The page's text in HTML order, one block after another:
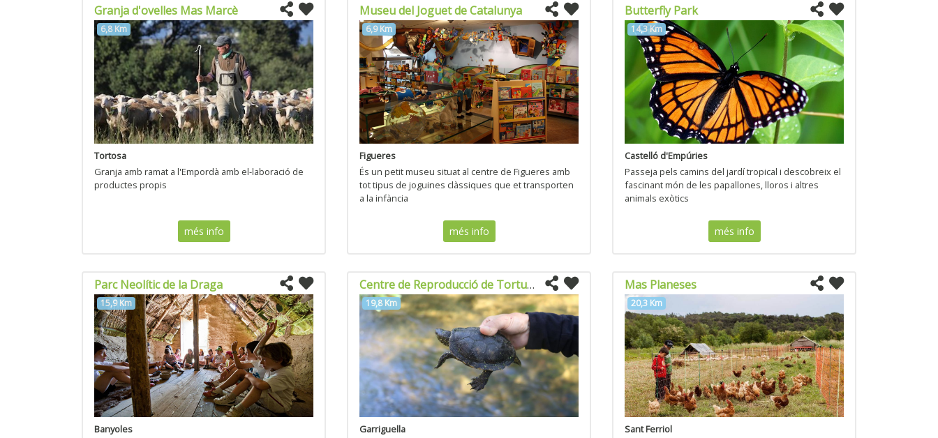
Granja d'ovelles Mas Marcè
6,8 Km
Tortosa
Granja amb ramat a l'Empordà amb el-laboració de
productes propis
més info
Museu del Joguet de Catalunya
6,9 Km
Figueres
És un petit museu situat al centre de Figueres amb
tot tipus de joguines clàssiques que et transporten
a la infància
més info
Butterfly Park
14,3 Km
Castelló d'Empúries
Passeja pels camins del jardí tropical i descobreix el
fascinant món de les papallones, lloros i altres
animals exòtics
més info
Parc Neolític de la Draga
15,9 Km
Banyoles
Centre de Reproducció de Tortugues de l'Albera
19,8 Km
Garriguella
Mas Planeses
20,3 Km
Sant Ferriol